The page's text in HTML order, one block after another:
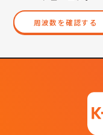
周波数を確認する